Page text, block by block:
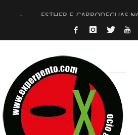
ESTHER F. CARRODEGUAS
[TERRA DE GUAPES] DE
TIMBRE 4, LA ESCUELA DEL
30 AÑOS (NO ES NADA) DE LA
MILITARES JUDÍAS
D’BALDOMEROS REINVENTAN